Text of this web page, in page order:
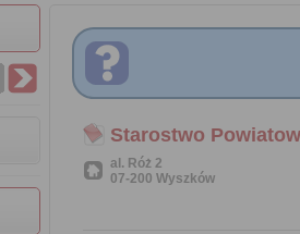
Starostwo
al. Róż 2
07-200 Wyszków